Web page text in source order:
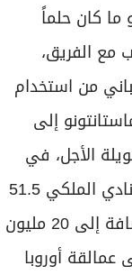
وهو ما كان حلماً
مع الفريق،
من استخدام
إلى
الأجل، في
سن السابعة عشرة فقط، حيث دفع النادي الملكي 51.5
مليون دولار أميركي إلى ريفر بليت، إضافة إلى 20 مليون
أوروبا